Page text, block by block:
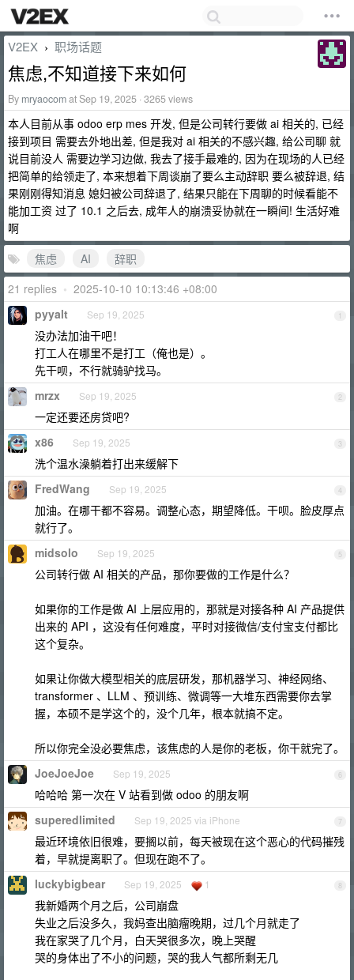
V2EX › 职场话题
焦虑,不知道接下来如何
By mryaocomat Sep 19, 2025 · 3265 views
本人目前从事 odoo erp mes 开发, 但是公司转行要做 ai 相关的, 已经
接到项目 需要去外地出差, 但是我对 ai 相关的不感兴趣, 给公司聊 就
说目前没人 需要边学习边做, 我去了接手最难的, 因为在现场的人已经
把简单的给领走了, 本来想着下周谈崩了要么主动辞职 要么被辞退, 结
果刚刚得知消息 媳妇被公司辞退了, 结果只能在下周聊的时候看能不
能加工资 过了 10.1 之后去, 成年人的崩溃妥协就在一瞬间! 生活好难
啊
焦虑
AI
辞职
21 replies • 2025-10-10 10:13:46 +08:00
1
pyyalt Sep 19, 2025
没办法加油干吧！
打工人在哪里不是打工（俺也是）。
先干呗，不行就骑驴找马。
2
mrzx Sep 19, 2025
一定还要还房贷吧?
3
x86 Sep 19, 2025
洗个温水澡躺着打出来缓解下
4
FredWang Sep 19, 2025
加油。在哪干都不容易。调整心态，期望降低。干呗。脸皮厚点
就行了。
5
midsolo Sep 19, 2025
公司转行做 AI 相关的产品，那你要做的工作是什么？
如果你的工作是做 AI 上层应用的，那就是对接各种 AI 产品提供
出来的 API ，这没有任何难度，平时对接微信/支付宝支付都比
这个复杂。
如果让你做大模型相关的底层研发，那机器学习、神经网络、
transformer 、LLM 、预训练、微调等一大堆东西需要你去掌
握，本硕不是学这个的，没个几年，根本就搞不定。
所以你完全没必要焦虑，该焦虑的人是你的老板，你干就完了。
6
JoeJoeJoe Sep 19, 2025
哈哈哈 第一次在 V 站看到做 odoo 的朋友啊
7
superedlimited Sep 19, 2025 via iPhone
最近环境依旧很难，要搁以前，每天被现在这个恶心的代码摧残
着，早就提离职了。但现在跑不了。
8
luckybigbear Sep 19, 2025 1
我新婚两个月之后，公司崩盘
失业之后没多久，我妈查出脑瘤晚期，过几个月就走了
我在家哭了几个月，白天哭很多次，晚上哭醒
哭的身体出了不小的问题，哭的我人气都所剩无几